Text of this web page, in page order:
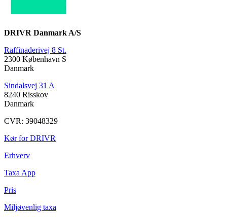
DRIVR Danmark A/S
Raffinaderivej 8 St.
2300 København S
Danmark
Sindalsvej 31 A
8240 Risskov
Danmark
CVR: 39048329
Kør for DRIVR
Erhverv
Taxa App
Pris
Miljøvenlig taxa